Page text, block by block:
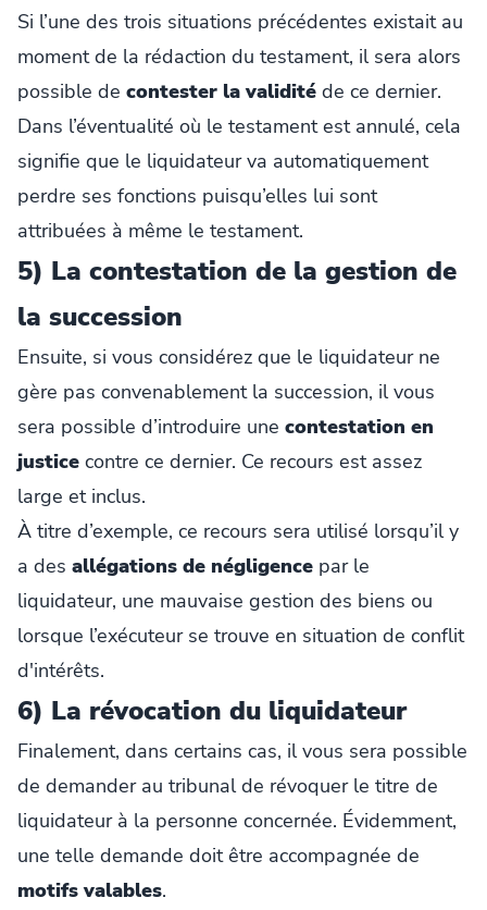
Si l’une des trois situations précédentes existait au
moment de la rédaction du testament, il sera alors
possible de contester la validité de ce dernier.
Dans l’éventualité où le testament est annulé, cela
signifie que le liquidateur va automatiquement
perdre ses fonctions puisqu’elles lui sont
attribuées à même le testament.
5) La contestation de la gestion de
la succession
Ensuite, si vous considérez que le liquidateur ne
gère pas convenablement la succession, il vous
sera possible d’introduire une contestation en
justice contre ce dernier. Ce recours est assez
large et inclus.
À titre d’exemple, ce recours sera utilisé lorsqu’il y
a des allégations de négligence par le
liquidateur, une mauvaise gestion des biens ou
lorsque l’exécuteur se trouve en situation de conflit
d'intérêts.
6) La révocation du liquidateur
Finalement, dans certains cas, il vous sera possible
de demander au tribunal de révoquer le titre de
liquidateur à la personne concernée. Évidemment,
une telle demande doit être accompagnée de
motifs valables.